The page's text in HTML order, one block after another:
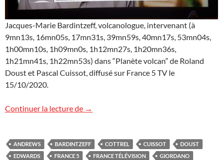
Jacques-Marie Bardintzeff, volcanologue, intervenant (à
9mn13s, 16mn05s, 17mn31s, 39mn59s, 40mn17s, 53mn04s,
1h00mn10s, 1h09mn0s, 1h12mn27s, 1h20mn36s,
1h21mn41s, 1h22mn53s) dans “Planète volcan” de Roland
Doust et Pascal Cuissot, diffusé sur France 5 TV le
15/10/2020.
Continuer la lecture de Planète volcan sur France 5 TV
→
ANDREWS BARDINTZEFF COTTREL CUISSOT
DOUST
EDWARDS
FRANCE 5 FRANCE TÉLÉVISION
GIORDANO